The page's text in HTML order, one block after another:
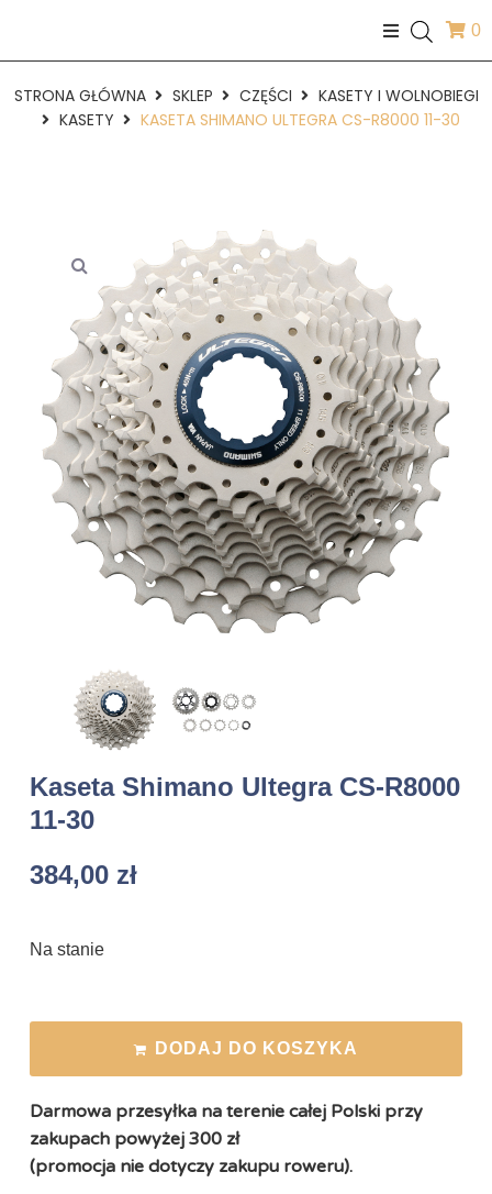
0
STRONA GŁÓWNA SKLEP CZĘŚCI
KASETY I WOLNOBIEGI
KASETY
KASETA SHIMANO ULTEGRA CS-R8000 11-30
Kaseta Shimano Ultegra CS-R8000
11-30
384,00 zł
Na stanie
DODAJ DO KOSZYKA
Darmowa przesyłka na terenie całej Polski przy
zakupach powyżej 300 zł
(promocja nie dotyczy zakupu roweru).